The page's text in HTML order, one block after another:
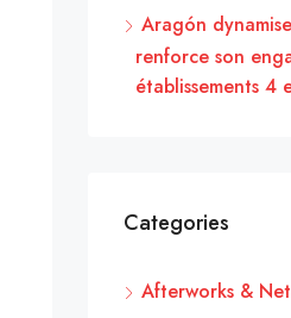
Aragón
renforce son
établissements 4
Categories
Afterworks &